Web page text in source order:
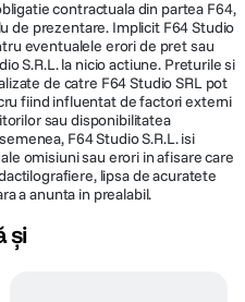
contractuala din partea F64,
de prezentare. Implicit F64 Studio
eventualele erori de pret sau
S.R.L. la nicio actiune. Preturile si
de catre F64 Studio SRL pot
fiind influentat de factori externi
sau disponibilitatea
F64 Studio S.R.L. isi
omisiuni sau erori in afisare care
lipsa de acuratete
a anunta in prealabil.
și